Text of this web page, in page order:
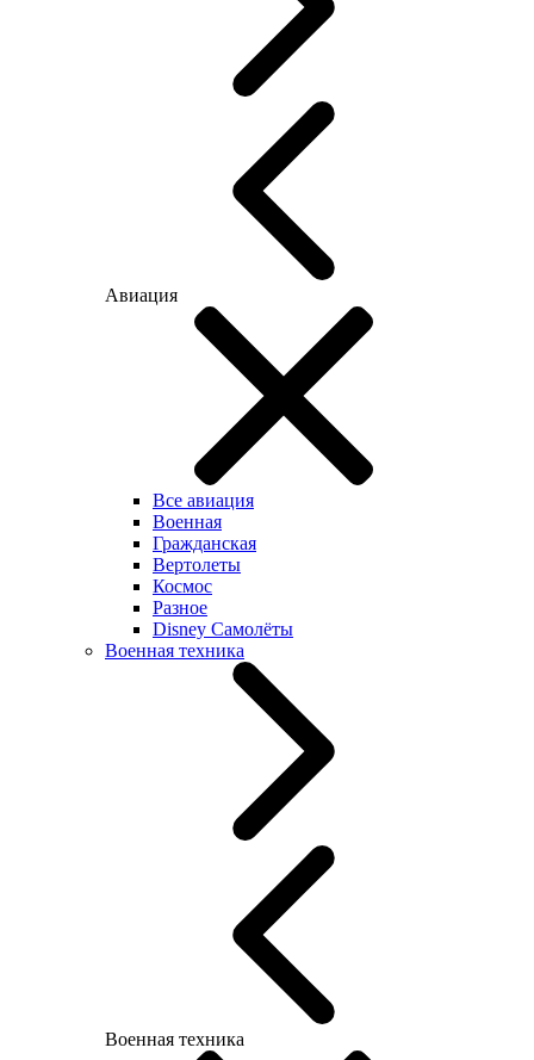
Авиация
Все авиация
Военная
Гражданская
Вертолеты
Космос
Разное
Disney Самолёты
Военная техника
Военная техника